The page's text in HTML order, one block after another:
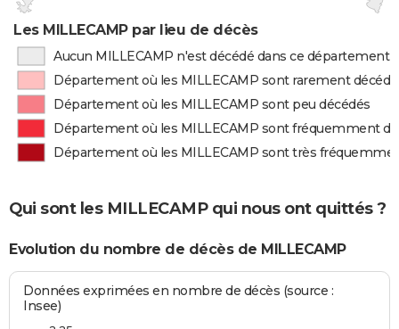
Les MILLECAMP par lieu de décès
Aucun MILLECAMP n'est décédé dans ce département
Département où les MILLECAMP sont rarement
Département où les MILLECAMP sont peu décédés
Département où les MILLECAMP sont fréquemment
Département où les MILLECAMP sont très
Qui sont les MILLECAMP qui nous ont quittés ?
Evolution du nombre de décès de MILLECAMP
Données exprimées en nombre de décès (source :
Insee)